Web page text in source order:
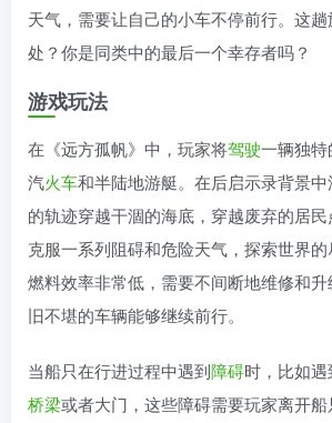
天气，需要让自己的小车不停前行。这
处？你是同类中的最后一个幸存者吗？
游戏玩法
在《远方孤帆》中，玩家将驾驶一辆独
汽火车和半陆地游艇。在后启示录背景
的轨迹穿越干涸的海底，穿越废弃的居
克服一系列阻碍和危险天气，探索世界
燃料效率非常低，需要不间断地维修和
旧不堪的车辆能够继续前行。
当船只在行进过程中遇到障碍时，比如
桥梁或者大门，这些障碍需要玩家离开